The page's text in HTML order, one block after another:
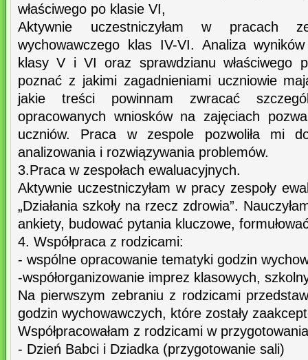
właściwego po klasie VI,
Aktywnie uczestniczyłam w pracach
wychowawczego klas IV-VI. Analiza
klasy V i VI oraz sprawdzianu właściwego
poznać z jakimi zagadnieniami uczniowie
jakie treści powinnam zwracać
opracowanych wniosków na zajęciach
uczniów. Praca w zespole pozwoliła mi
analizowania i rozwiązywania problemów.
3.Praca w zespołach ewaluacyjnych.
Aktywnie uczestniczyłam w pracy zespoły
„Działania szkoły na rzecz zdrowia”.
ankiety, budować pytania kluczowe,
4. Współpraca z rodzicami:
- wspólne opracowanie tematyki godzin
-współorganizowanie imprez klasowych,
Na pierwszym zebraniu z rodzicami
godzin wychowawczych, które zostały
Współpracowałam z rodzicami w
- Dzień Babci i Dziadka (przygotowanie sali)